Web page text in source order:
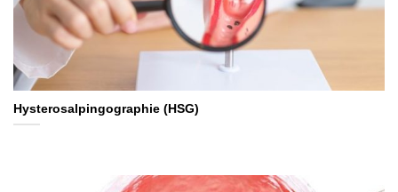
Hysterosalpingographie (HSG)